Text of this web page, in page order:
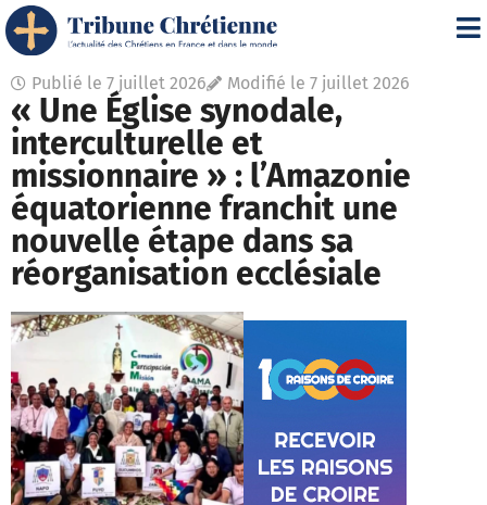
Publié le 7 juillet 2026 Modifié le 7 juillet 2026
« Une Église synodale,
interculturelle et
missionnaire » : l’Amazonie
équatorienne franchit une
nouvelle étape dans sa
réorganisation ecclésiale